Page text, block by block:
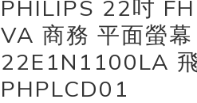
PHILIPS 22吋
VA 商務 平面螢幕
22E1N1100LA
PHPLCD01